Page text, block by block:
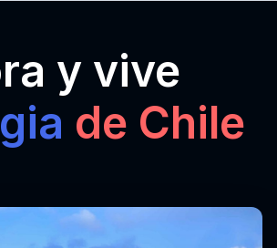
y vive
de Chile